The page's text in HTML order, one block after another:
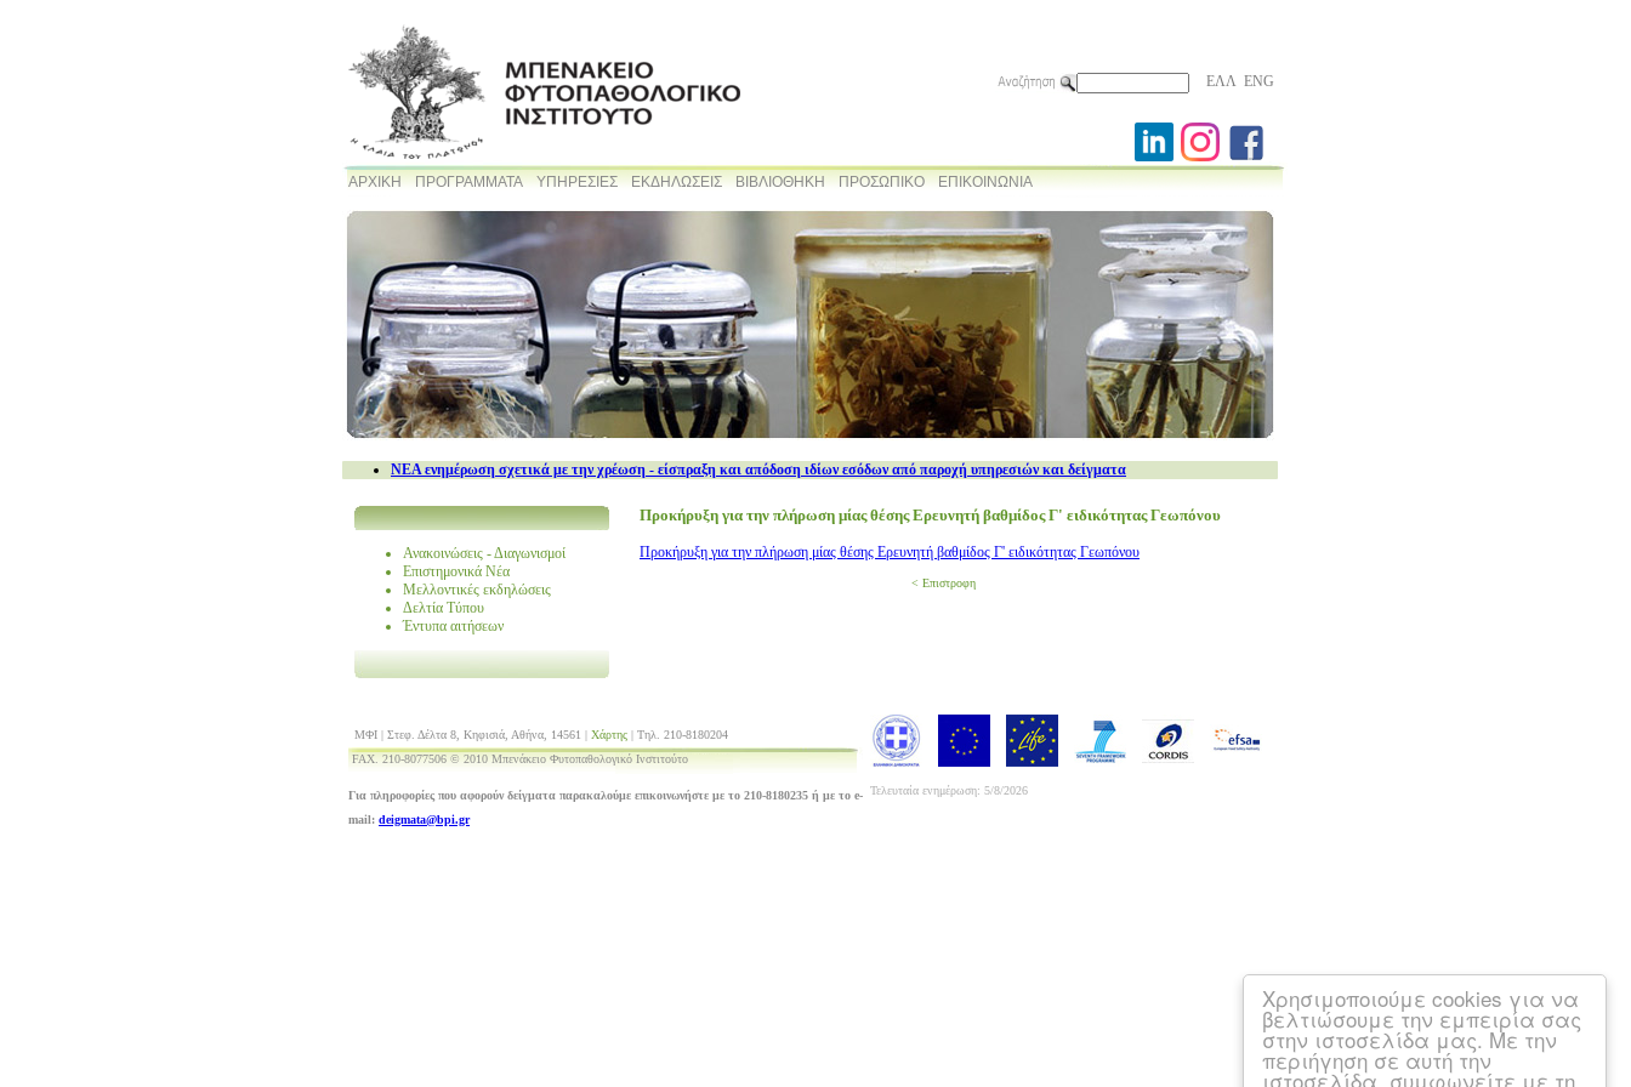
Χρησιμοποιούμε cookies για να
βελτιώσουμε την εμπειρία σας
στην ιστοσελίδα μας. Με την
περιήγηση σε αυτή την
ιστοσελίδα, συμφωνείτε με τη
ΕΛΛ ENG
ΑΡΧΙΚΗ ΠΡΟΓΡΑΜΜΑΤΑ ΥΠΗΡΕΣΙΕΣ ΕΚΔΗΛΩΣΕΙΣ ΒΙΒΛΙΟΘΗΚΗ ΠΡΟΣΩΠΙΚΟ ΕΠΙΚΟΙΝΩΝΙΑ
NEA ενημέρωση σχετικά με την χρέωση - είσπραξη και απόδοση ιδίων εσόδων από παροχή υπηρεσιών και δείγματα
Ανακοινώσεις - Διαγωνισμοί
Επιστημονικά Νέα
Μελλοντικές εκδηλώσεις
Δελτία Τύπου
Έντυπα αιτήσεων
Προκήρυξη για την πλήρωση μίας θέσης Ερευνητή βαθμίδος Γ' ειδικότητας Γεωπόνου
Προκήρυξη για την πλήρωση μίας θέσης Ερευνητή βαθμίδος Γ' ειδικότητας Γεωπόνου
< Επιστροφη
ΜΦΙ | Στεφ. Δέλτα 8, Κηφισιά, Αθήνα, 14561 | Χάρτης | Τηλ. 210-8180204
FAX. 210-8077506 © 2010 Μπενάκειο Φυτοπαθολογικό Ινστιτούτο
Για πληροφορίες που αφορούν δείγματα παρακαλούμε επικοινωνήστε με το 210-8180235 ή με το e-
mail: deigmata@bpi.gr
Τελευταία ενημέρωση: 5/8/2026